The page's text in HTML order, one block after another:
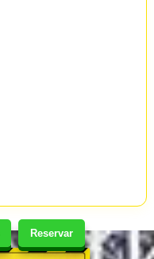
Reservar